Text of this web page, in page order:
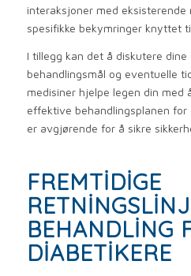
interaksjoner med eksisterende
spesifikke bekymringer knyttet
I tillegg kan det å diskutere dine
behandlingsmål og eventuelle
medisiner hjelpe legen din med
effektive behandlingsplanen for
er avgjørende for å sikre
FREMTIDIGE
BEHANDLING
DIABETIKERE